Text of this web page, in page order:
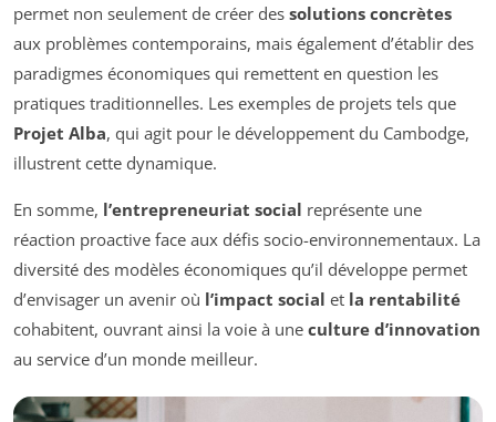
permet non seulement de créer des solutions concrètes
aux problèmes contemporains, mais également d’établir des
paradigmes économiques qui remettent en question les
pratiques traditionnelles. Les exemples de projets tels que
Projet Alba, qui agit pour le développement du Cambodge,
illustrent cette dynamique.
En somme, l’entrepreneuriat social représente une
réaction proactive face aux défis socio-environnementaux. La
diversité des modèles économiques qu’il développe permet
d’envisager un avenir où l’impact social et la rentabilité
cohabitent, ouvrant ainsi la voie à une culture d’innovation
au service d’un monde meilleur.